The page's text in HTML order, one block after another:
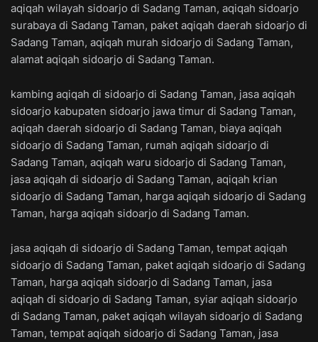
aqiqah wilayah sidoarjo di Sadang Taman, aqiqah sidoarjo
surabaya di Sadang Taman, paket aqiqah daerah sidoarjo di
Sadang Taman, aqiqah murah sidoarjo di Sadang Taman,
alamat aqiqah sidoarjo di Sadang Taman.
kambing aqiqah di sidoarjo di Sadang Taman, jasa aqiqah
sidoarjo kabupaten sidoarjo jawa timur di Sadang Taman,
aqiqah daerah sidoarjo di Sadang Taman, biaya aqiqah
sidoarjo di Sadang Taman, rumah aqiqah sidoarjo di
Sadang Taman, aqiqah waru sidoarjo di Sadang Taman,
jasa aqiqah di sidoarjo di Sadang Taman, aqiqah krian
sidoarjo di Sadang Taman, harga aqiqah sidoarjo di Sadang
Taman, harga aqiqah sidoarjo di Sadang Taman.
jasa aqiqah di sidoarjo di Sadang Taman, tempat aqiqah
sidoarjo di Sadang Taman, paket aqiqah sidoarjo di Sadang
Taman, harga aqiqah sidoarjo di Sadang Taman, jasa
aqiqah di sidoarjo di Sadang Taman, syiar aqiqah sidoarjo
di Sadang Taman, paket aqiqah wilayah sidoarjo di Sadang
Taman, tempat aqiqah sidoarjo di Sadang Taman, jasa